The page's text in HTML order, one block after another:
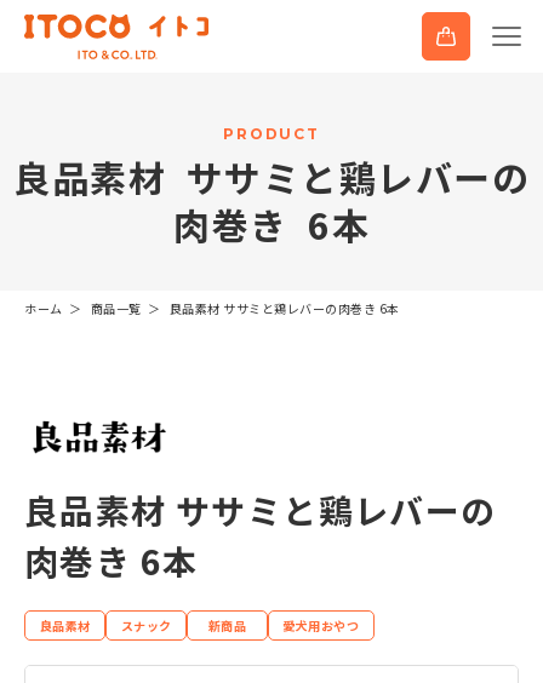
P R O D U C T
良品素材 ササミ と鶏レバーの
肉巻き 6本
ホーム 商品一覧 良品素材 ササミと鶏レバーの肉巻き 6本
良品素材 ササミと鶏レバーの
肉巻き 6本
良品素材 スナック 新商品 愛犬用おやつ